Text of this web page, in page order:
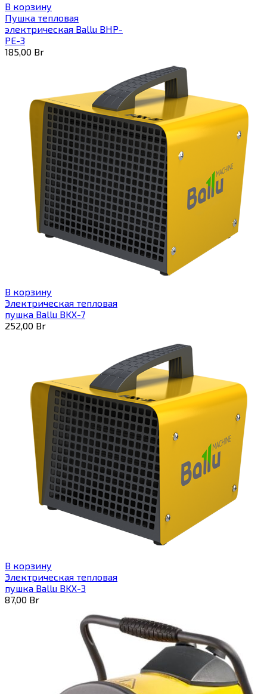
В корзину
Пушка тепловая
электрическая Ballu BHP-
PE-3
185,00 Br
В корзину
Электрическая тепловая
пушка Ballu BKX-7
252,00 Br
В корзину
Электрическая тепловая
пушка Ballu BKX-3
87,00 Br